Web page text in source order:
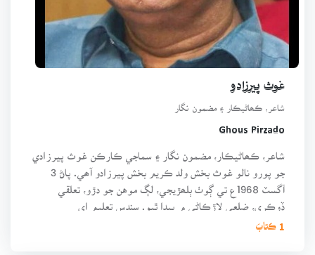
غوث پيرزادو
شاعر، ڪھاڻيڪار ۽ مضمون نگار
Ghous Pirzado
شاعر، ڪھاڻيڪار، مضمون نگار ۽ سماجي ڪارڪن غوث پيرزادي
جو پورو نالو غوث بخش ولد ڪريم بخش پيرزادو آھي. پاڻ 3
آگسٽ 1968ع تي ڳوٺ ٻلھڙيجي، لڳ موهن جو دڙو، تعلقي
ڏوڪري، ضلعي لاڙڪاڻي ۾ پيدا ٿيو. سندس تعليم اي
1 ڪتابَ